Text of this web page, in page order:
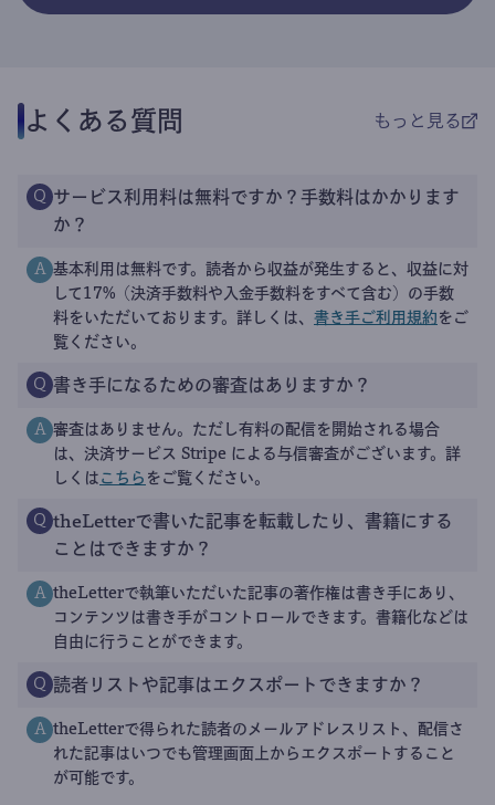
よくある質問 もっと見る
Q サービス利用料は無料ですか？手数料はかかります
か？
A 基本利用は無料です。読者から収益が発生すると、収益に対
して17%（決済手数料や入金手数料をすべて含む）の手数
料をいただいております。詳しくは、 書き手ご利用規約 をご
覧ください。
Q 書き手になるための審査はありますか？
A 審査はありません。ただし有料の配信を開始される場合
は、決済サービス Stripe による与信審査がございます。詳
しくは こちら をご覧ください。
Q theLetterで書いた記事を転載したり、書籍にする
ことはできますか？
A theLetterで執筆いただいた記事の著作権は書き手にあり、
コンテンツは書き手がコントロールできます。書籍化などは
自由に行うことができます。
Q 読者リストや記事はエクスポートできますか？
A theLetterで得られた読者のメールアドレスリスト、配信さ
れた記事はいつでも管理画面上からエクスポートすること
が可能です。